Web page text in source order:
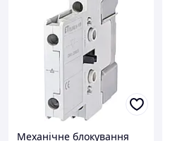
Механічне блокування